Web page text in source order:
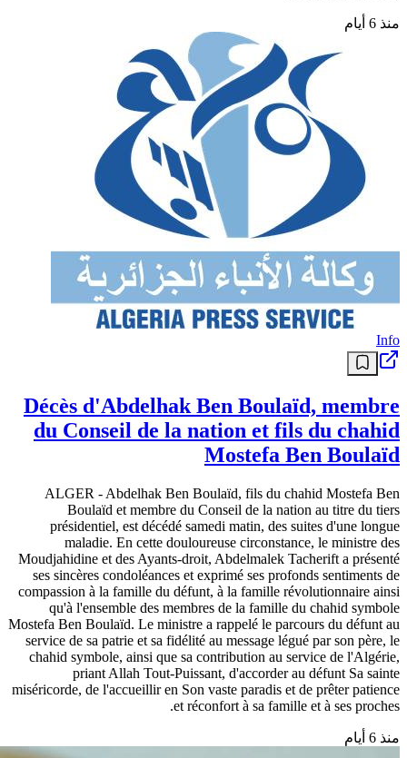
منذ 6 أيام
Info
Décès d'Abdelhak Ben Boulaïd, membre
du Conseil de la nation et fils du chahid
Mostefa Ben Boulaïd
ALGER - Abdelhak Ben Boulaïd, fils du chahid Mostefa Ben
Boulaïd et membre du Conseil de la nation au titre du tiers
présidentiel, est décédé samedi matin, des suites d'une longue
maladie. En cette douloureuse circonstance, le ministre des
Moudjahidine et des Ayants-droit, Abdelmalek Tacherift a présenté
ses sincères condoléances et exprimé ses profonds sentiments de
compassion à la famille du défunt, à la famille révolutionnaire ainsi
qu'à l'ensemble des membres de la famille du chahid symbole
Mostefa Ben Boulaïd. Le ministre a rappelé le parcours du défunt au
service de sa patrie et sa fidélité au message légué par son père, le
chahid symbole, ainsi que sa contribution au service de l'Algérie,
priant Allah Tout-Puissant, d'accorder au défunt Sa sainte
miséricorde, de l'accueillir en Son vaste paradis et de prêter patience
et réconfort à sa famille et à ses proches.
منذ 6 أيام